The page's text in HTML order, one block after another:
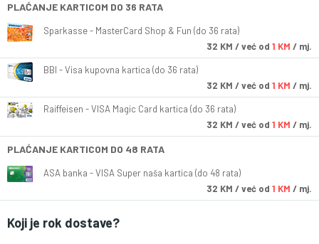
PLAĆANJE KARTICOM DO 36 RATA
Sparkasse - MasterCard Shop & Fun (do 36 rata)
32 KM / već od 1 KM / mj.
BBI - Visa kupovna kartica (do 36 rata)
32 KM / već od 1 KM / mj.
Raiffeisen - VISA Magic Card kartica (do 36 rata)
32 KM / već od 1 KM / mj.
PLAĆANJE KARTICOM DO 48 RATA
ASA banka - VISA Super naša kartica (do 48 rata)
32 KM / već od 1 KM / mj.
Koji je rok dostave?